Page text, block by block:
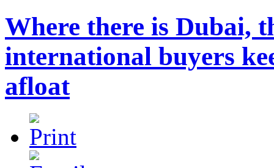
Where there is Dubai,
international buyers
afloat